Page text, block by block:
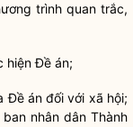
trình quan trắc,
hiện Đề án;
Đề án đối với xã hội;
ban nhân dânThành